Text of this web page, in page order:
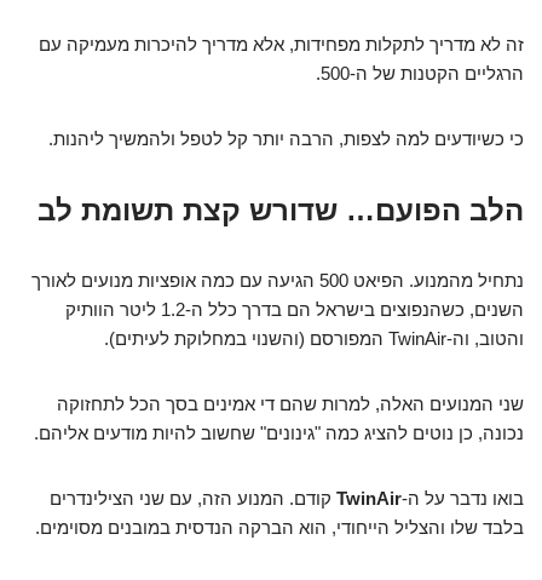
זה לא מדריך לתקלות מפחידות, אלא מדריך להיכרות מעמיקה עם
הרגליים הקטנות של ה-500.
כי כשיודעים למה לצפות, הרבה יותר קל לטפל ולהמשיך ליהנות.
הלב הפועם… שדורש קצת תשומת לב
נתחיל מהמנוע. הפיאט 500 הגיעה עם כמה אופציות מנועים לאורך
השנים, כשהנפוצים בישראל הם בדרך כלל ה-1.2 ליטר הוותיק
והטוב, וה-TwinAir המפורסם (והשנוי במחלוקת לעיתים).
שני המנועים האלה, למרות שהם די אמינים בסך הכל לתחזוקה
נכונה, כן נוטים להציג כמה "גינונים" שחשוב להיות מודעים אליהם.
בואו נדבר על ה-TwinAir קודם. המנוע הזה, עם שני הצילינדרים
בלבד שלו והצליל הייחודי, הוא הברקה הנדסית במובנים מסוימים.